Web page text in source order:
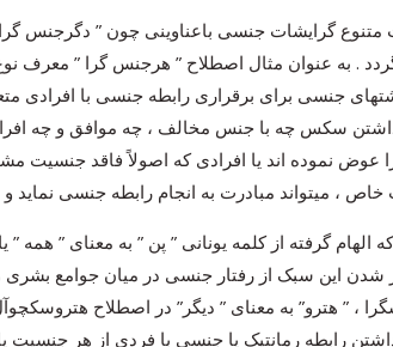
گرایشات جنسی باعناوینی چون ” دگرجنس
. به عنوان مثال اصطلاح ” هرجنس گرا ” معرف
جنسی برای برقراری رابطه جنسی با افرادی
داشتن سکس چه با جنس مخالف ، چه موافق و چه
عوض نموده اند یا افرادی که اصولاً فاقد جنسیت
این سبک از رفتار جنسی در میان جوامع بشری
، ” هترو” به معنای ” دیگر” در اصطلاح
رابطه رمانتیک یا جنسی با فردی از هر جنسیت